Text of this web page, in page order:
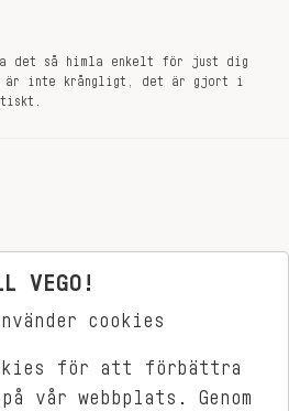
det så himla enkelt för just dig
är inte krångligt, det är gjort i
VEGO!
cookies
för att förbättra
vår webbplats. Genom